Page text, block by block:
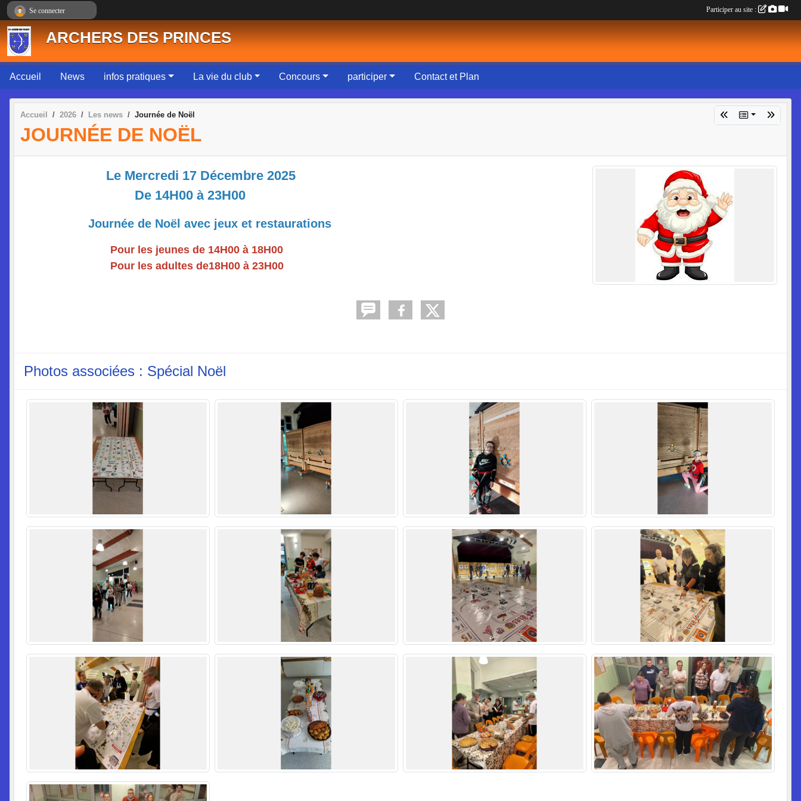
ARCHERS DES PRINCES
Accueil News infos pratiques La vie du club Concours participer Contact et Plan
Accueil 2026 Les news Journée de Noël
JOURNÉE DE NOËL
Le Mercredi 17 Décembre 2025
De 14H00 à 23H00
Journée de Noël avec jeux et restaurations
Pour les jeunes de 14H00 à 18H00
Pour les adultes de18H00 à 23H00
Photos associées : Spécial Noël
Se connecter Participer au site :
Panneau de gestion des cookies